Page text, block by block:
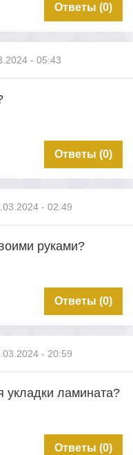
Ответы (0)
- 05:43
Ответы (0)
- 02:49
руками?
Ответы (0)
- 20:59
укладки ламината?
Ответы (0)